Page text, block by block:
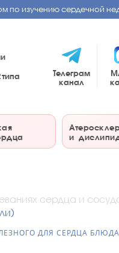
по изучению сердечной
типа
Телеграм
канал
и
сердца и
ДЛЯ СЕРДЦА